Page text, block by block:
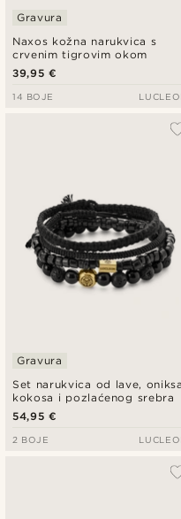
Naxos kožna narukvica s
crvenim tigrovim okom
Gravura
39,95 €
14 BOJE
Set narukvica od lave,
kokosa i pozlaćenog srebra
Gravura
54,95 €
2 BOJE